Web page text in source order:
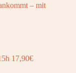
– mit